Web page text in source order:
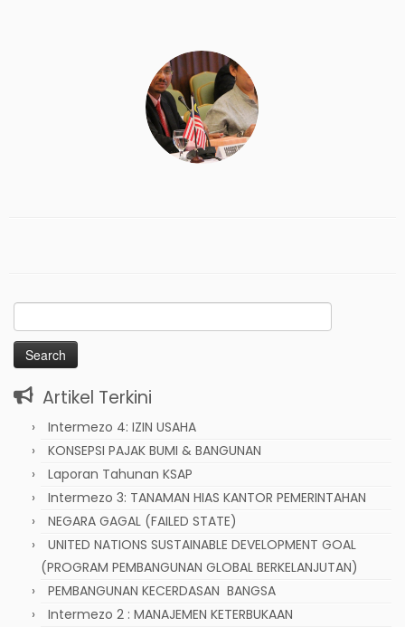
Search
for:
Artikel Terkini
Intermezo 4: IZIN USAHA
KONSEPSI PAJAK BUMI & BANGUNAN
Laporan Tahunan KSAP
Intermezo 3: TANAMAN HIAS KANTOR PEMERINTAHAN
NEGARA GAGAL (FAILED STATE)
UNITED NATIONS SUSTAINABLE DEVELOPMENT GOAL
(PROGRAM PEMBANGUNAN GLOBAL BERKELANJUTAN)
PEMBANGUNAN KECERDASAN BANGSA
Intermezo 2 : MANAJEMEN KETERBUKAAN